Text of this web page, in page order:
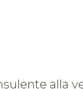
alla